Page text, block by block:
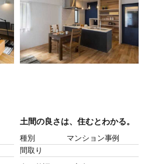
土間の良さは、住むとわかる。
種別
マンション事例
間取り